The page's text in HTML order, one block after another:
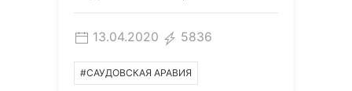
13.04.2020 5836
#САУДОВСКАЯ АРАВИЯ